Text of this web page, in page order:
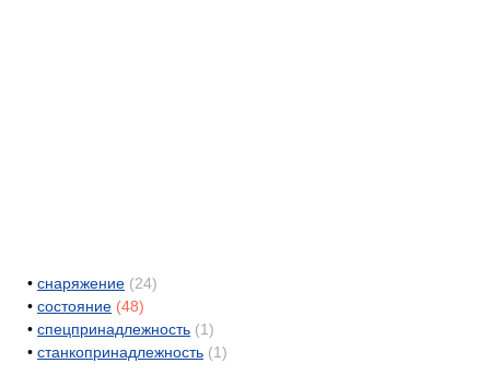
• снаряжение (24)
• состояние (48)
• спецпринадлежность (1)
• станкопринадлежность (1)